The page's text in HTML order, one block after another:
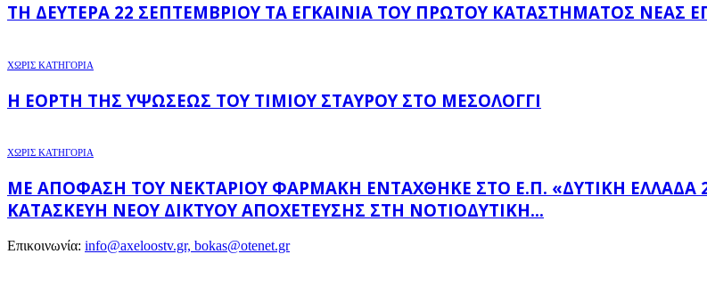
ΤΗ ΔΕΥΤΈΡΑ 22 ΣΕΠΤΕΜΒΡΊΟΥ ΤΑ ΕΓΚΑΊΝΙΑ ΤΟΥ ΠΡΏΤΟΥ ΚΑΤΑΣΤΉΜΑΤΟΣ ΝΈΑΣ
ΧΩΡΊΣ ΚΑΤΗΓΟΡΊΑ
Η ΕΟΡΤΉ ΤΗΣ ΥΨΏΣΕΩΣ ΤΟΥ ΤΙΜΊΟΥ ΣΤΑΥΡΟΎ ΣΤΟ ΜΕΣΟΛΌΓΓΙ
ΧΩΡΊΣ ΚΑΤΗΓΟΡΊΑ
ΜΕ ΑΠΌΦΑΣΗ ΤΟΥ ΝΕΚΤΆΡΙΟΥ ΦΑΡΜΆΚΗ ΕΝΤΆΧΘΗΚΕ ΣΤΟ Ε.Π. «ΔΥΤΙΚΉ ΕΛΛΆΔΑ
ΚΑΤΑΣΚΕΥΉ ΝΈΟΥ ΔΙΚΤΎΟΥ ΑΠΟΧΈΤΕΥΣΗΣ ΣΤΗ ΝΟΤΙΟΔΥΤΙΚΉ...
Επικοινωνία: info@axeloostv.gr, bokas@otenet.gr